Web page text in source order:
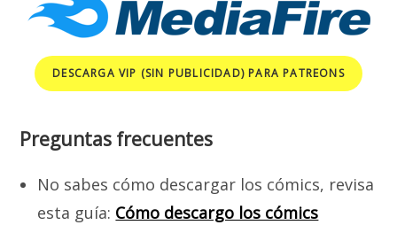
DESCARGA VIP (SIN PUBLICIDAD) PARA PATREONS
Preguntas frecuentes
No sabes cómo descargar los cómics, revisa
esta guía: Cómo descargo los cómics